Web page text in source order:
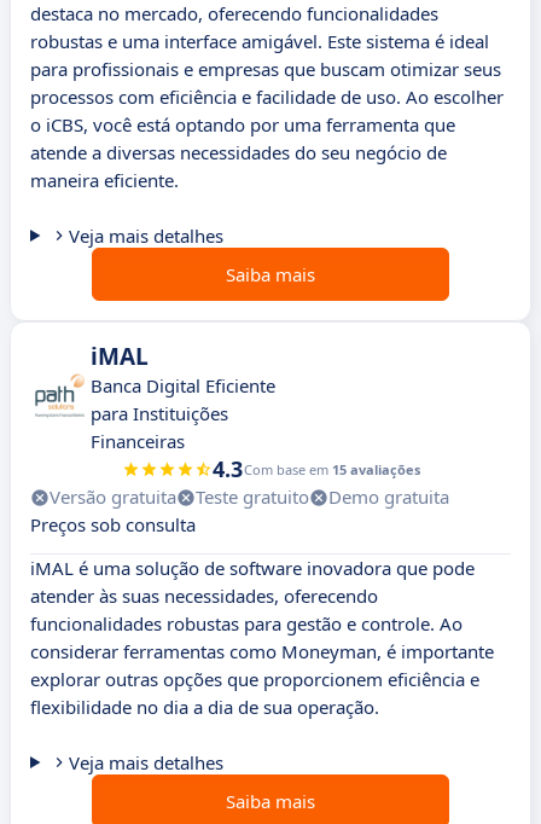
destaca no mercado, oferecendo funcionalidades
robustas e uma interface amigável. Este sistema é ideal
para profissionais e empresas que buscam otimizar seus
processos com eficiência e facilidade de uso. Ao escolher
o iCBS, você está optando por uma ferramenta que
atende a diversas necessidades do seu negócio de
maneira eficiente.
Veja mais detalhes
Saiba mais
iMAL
Banca Digital Eficiente
para Instituições
Financeiras
4.3Com base em 15 avaliações
Versão gratuita Teste gratuito
Demo gratuita
Preços sob consulta
iMAL é uma solução de software inovadora que pode
atender às suas necessidades, oferecendo
funcionalidades robustas para gestão e controle. Ao
considerar ferramentas como Moneyman, é importante
explorar outras opções que proporcionem eficiência e
flexibilidade no dia a dia de sua operação.
Veja mais detalhes
Saiba mais